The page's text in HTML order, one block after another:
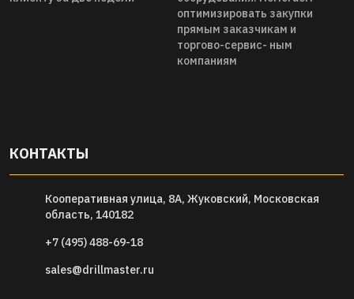
оптимизировать закупки
прямым заказчикам и
торгово-сервис- ным
компаниям
КОНТАКТЫ
Кооперативная улица, 8А, Жуковский, Московская
область, 140182
+7 (495) 488-69-18
sales@drillmaster.ru